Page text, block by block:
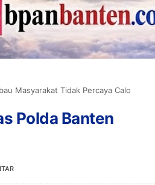
Masyarakat Tidak Percaya Calo
Polda Banten